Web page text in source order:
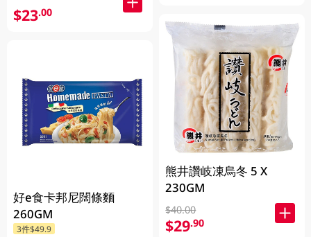
$23.00
好e食卡邦尼闊條麵
260GM
3件$49.9
熊井讚岐凍烏冬 5 X
230GM
$40.00
$29.90